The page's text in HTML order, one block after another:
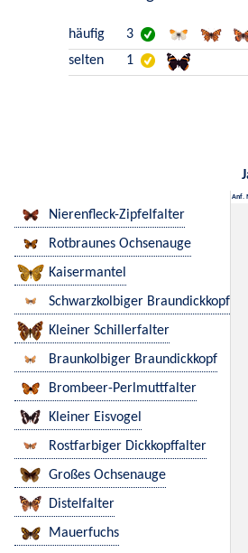
häufig
3
selten
1
Anf.
Nierenfleck-Zipfelfalter
Rotbraunes Ochsenauge
Kaisermantel
Schwarzkolbiger Braundickkopf
Kleiner Schillerfalter
Braunkolbiger Braundickkopf
Brombeer-Perlmuttfalter
Kleiner Eisvogel
Rostfarbiger Dickkopffalter
Großes Ochsenauge
Distelfalter
Mauerfuchs